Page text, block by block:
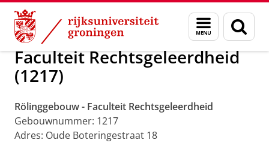
Skip
Content
Skip
Navigation
Menu
en
zoeken
Toegankelijkheid RUG gebouwen
Faculteit Rechtsgeleerdheid
(1217)
Rölinggebouw - Faculteit Rechtsgeleerdheid
Gebouwnummer: 1217
Adres: Oude Boteringestraat 18